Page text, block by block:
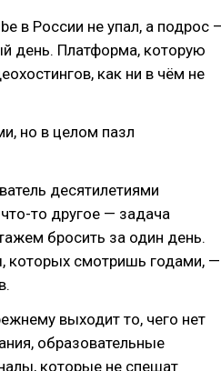
в России не упал, а подрос
день. Платформа, которую
как ни в чём не
но в целом пазл
десятилетиями
то другое — задача
бросить за один день.
которых смотришь годами, —
выходит то, чего нет
образовательные
которые не спешат